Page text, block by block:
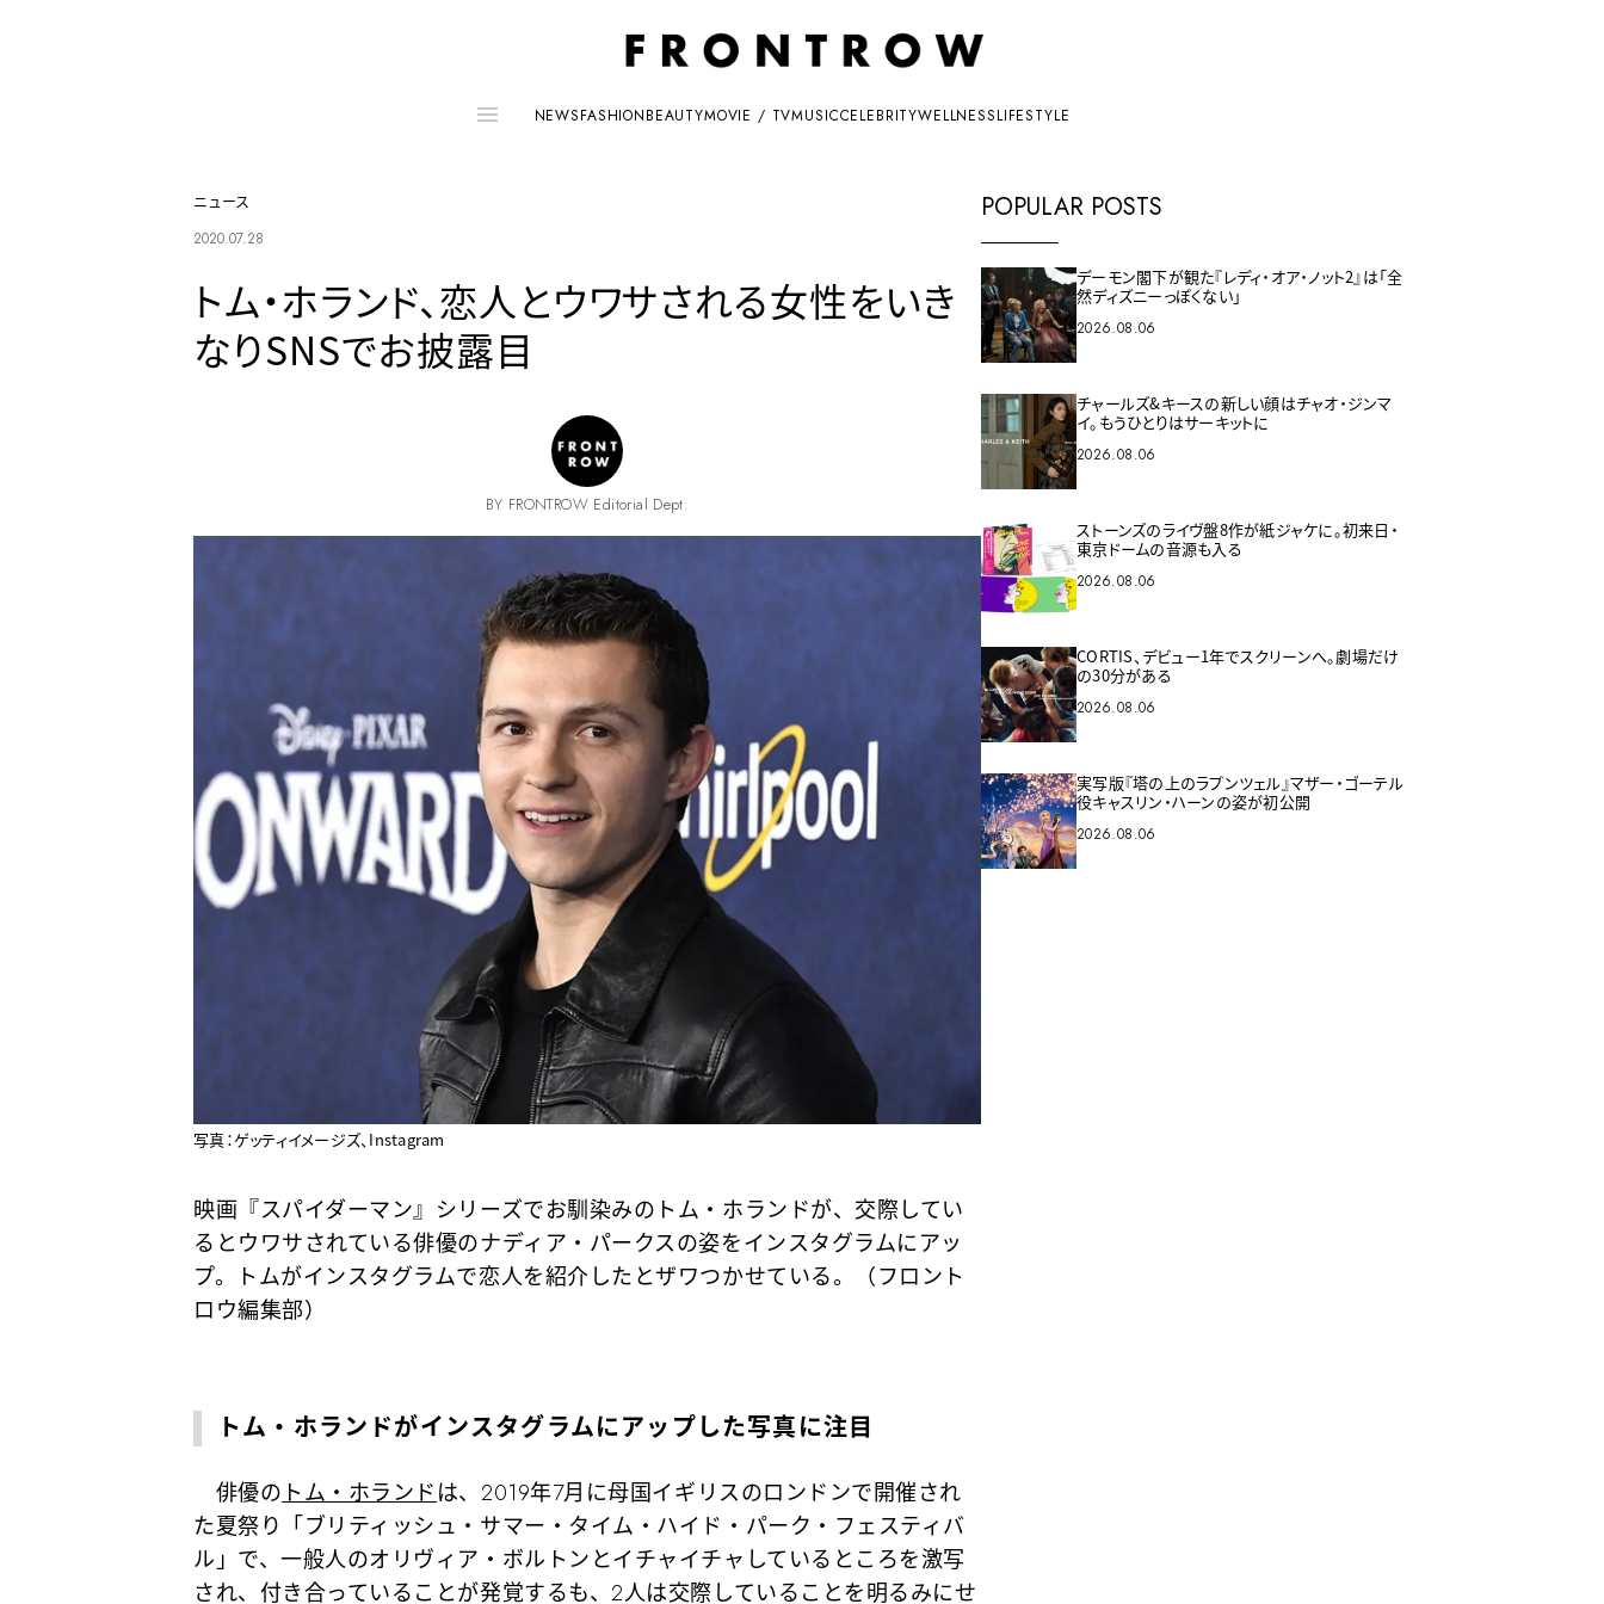
NEWSFASHIONBEAUTYMOVIE / TVMUSICCELEBRITYWELLNESSLIFESTYLE
ニュース
2020.07.28
トム・ホランド、恋人とウワサされる女性をいき
なりSNSでお披露目
BY FRONTROW Editorial Dept.
写真：ゲッティイメージズ、Instagram
映画『スパイダーマン』シリーズでお馴染みのトム・ホランドが、交際してい
るとウワサされている俳優のナディア・パークスの姿をインスタグラムにアッ
プ。トムがインスタグラムで恋人を紹介したとザワつかせている。（フロント
ロウ編集部）
トム・ホランドがインスタグラムにアップした写真に注目
俳優の トム・ホランドは、2019年7月に母国イギリスのロンドンで開催され
た夏祭り「ブリティッシュ・サマー・タイム・ハイド・パーク・フェスティバ
ル」で、一般人のオリヴィア・ボルトンとイチャイチャしているところを激写
され、付き合っていることが発覚するも、2人は交際していることを明るみにせ
POPULAR POSTS
デーモン閣下が観た『レディ・オア・ノット2』は「全
然ディズニーっぽくない」
2026.08.06
チャールズ&キースの新しい顔はチャオ・ジンマ
イ。もうひとりはサーキットに
2026.08.06
ストーンズのライヴ盤8作が紙ジャケに。初来日・
東京ドームの音源も入る
2026.08.06
CORTIS、デビュー1年でスクリーンへ。劇場だけ
の30分がある
2026.08.06
実写版『塔の上のラプンツェル』マザー・ゴーテル
役キャスリン・ハーンの姿が初公開
2026.08.06